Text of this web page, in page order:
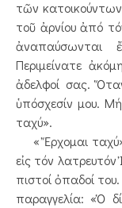
τῶν
τοῦ ἀρνίου ἀπό
ἀναπαύσωνται
Περιμείνατε
ἀδελφοί σας.
ὑπόσχεσίν μου.
ταχύ».
« Ἔρχομαι
εἰς τόν
πιστοί ὀπαδοί
παραγγελία: «Ὁ